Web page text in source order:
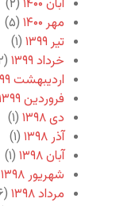
آبان ۱۴۰۰
(۲)
مهر ۱۴۰۰
(۵)
تیر ۱۳۹۹
(۱)
خرداد ۱۳۹۹
(۲)
اردیبهشت ۱۳۹۹
فروردین ۱۳۹۹
دی ۱۳۹۸
(۱)
آذر ۱۳۹۸
(۱)
آبان ۱۳۹۸
(۱)
شهریور ۱۳۹۸
مرداد ۱۳۹۸
(۶)